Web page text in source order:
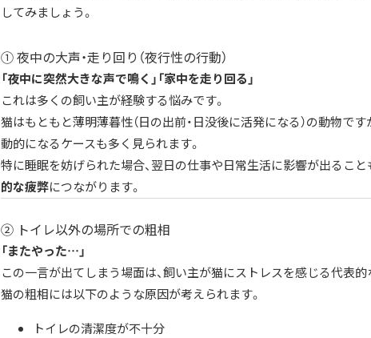
してみましょう。
① 夜中の大声・走り回り（夜行性の行動）
「夜中に突然大きな声で鳴く」「家中を走り回る」
これは多くの飼い主が経験する悩みです。
猫はもともと薄明薄暮性（日の出前・日没後に活発になる）の動物で
動的になるケースも多く見られます。
特に睡眠を妨げられた場合、翌日の仕事や日常生活に影響が出ること
的な疲弊につながります。
② トイレ以外の場所での粗相
「またやった…」
この一言が出てしまう場面は、飼い主が猫にストレスを感じる代表的
猫の粗相には以下のような原因が考えられます。
トイレの清潔度が不十分